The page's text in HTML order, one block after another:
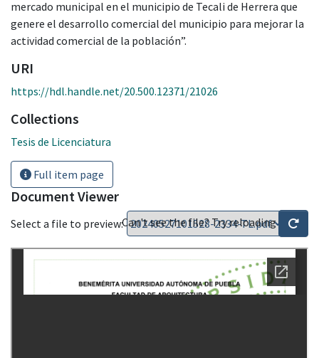
mercado municipal en el municipio de Tecali de Herrera que
genere el desarrollo comercial del municipio para mejorar la
actividad comercial de la población”.
URI
https://hdl.handle.net/20.500.12371/21026
Collections
Tesis de Licenciatura
Full item page
Document Viewer
Select a file to preview:Can't see the file? Try reloading